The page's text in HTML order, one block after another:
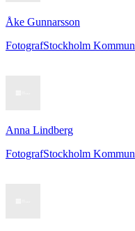
Åke Gunnarsson
FotografStockholm Kommun
Anna Lindberg
FotografStockholm Kommun